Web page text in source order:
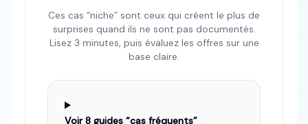
Ces cas “niche” sont ceux qui créent le plus de
surprises quand ils ne sont pas documentés.
Lisez 3 minutes, puis évaluez les offres sur une
base claire.
Voir8 guides “cas fréquents”